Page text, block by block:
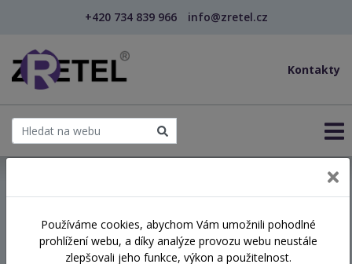
+420 734 839 966 info@zretel.cz
Kontakty
šablony
Asistent pedagoga jako
Používáme cookies, abychom Vám umožnili pohodlné
prohlížení webu, a díky analýze provozu webu neustále
zlepšovali jeho funkce, výkon a použitelnost.